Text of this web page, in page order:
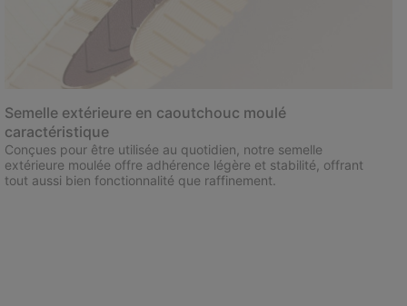
Semelle extérieure en caoutchouc moulé
caractéristique
Conçues pour être utilisée au quotidien, notre semelle
extérieure moulée offre adhérence légère et stabilité, offrant
tout aussi bien fonctionnalité que raffinement.